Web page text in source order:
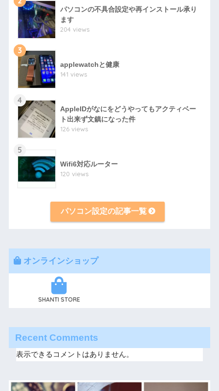
パソコンの不具合設定や再インストール承り
ます
204 views
3
applewatchと健康
141 views
4
AppleIDがなにをどうやってもアクティベー
ト出来ず文鎮になった件
126 views
5
Wifi6対応ルーター
120 views
パソコン設定の記事一覧
オンラインショップ
SHANTI STORE
Recent Comments
表示できるコメントはありません。